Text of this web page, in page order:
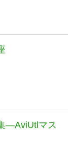
―AviUtlマス